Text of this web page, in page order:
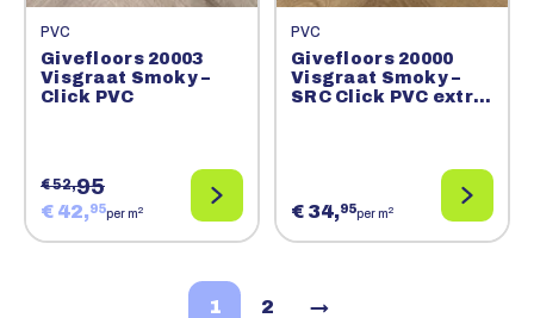
PVC
Givefloors 20003
Visgraat Smoky –
Click PVC
€ 52,95
€ 42,95per m2
PVC
Givefloors 20000
Visgraat Smoky –
SRC Click PVC extra
€ 34,95per m2
1 2 →